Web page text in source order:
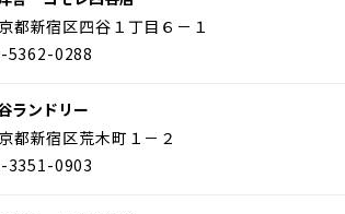
都新宿区四谷１丁目６－１
5362-0288
ランドリー
都新宿区荒木町１－２
3351-0903